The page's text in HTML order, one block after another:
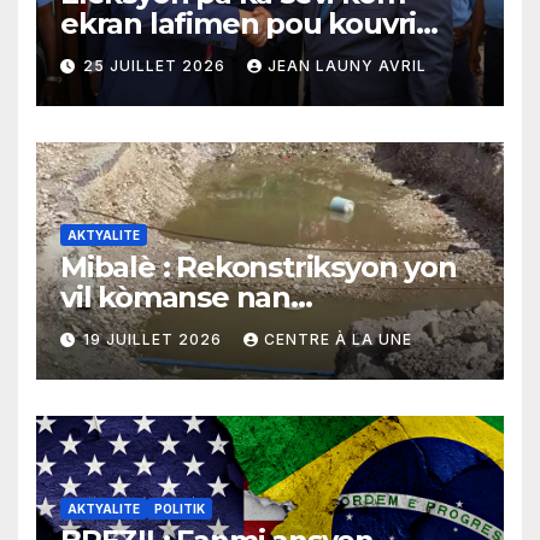
ekran lafimen pou kouvri
echèk tranzisyon an
25 JUILLET 2026 JEAN LAUNY AVRIL
AKTYALITE
Mibalè : Rekonstriksyon yon
vil kòmanse nan
rekonstriksyon lespri moun
yo
19 JUILLET 2026 CENTRE À LA UNE
AKTYALITE POLITIK